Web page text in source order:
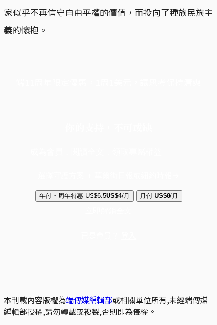
家似乎不再信守自由平權的價值，而投向了種族民族主
義的懷抱。
年付・周年特惠 US$6.5US$4/月 月付 US$8/月
本刊載內容版權為端傳媒編輯部或相關單位所有,未經端傳媒
編輯部授權,請勿轉載或複製,否則即為侵權。